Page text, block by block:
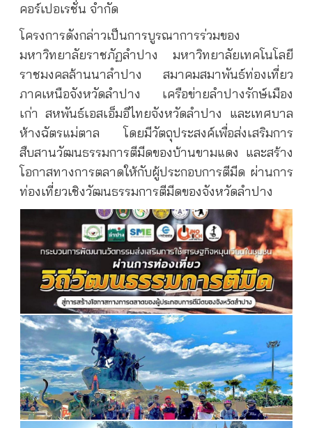
คอร์เปอเรชั่น จำกัด
โครงการดังกล่าวเป็นการบูรณาการร่วมของ
มหาวิทยาลัยราชภัฏลำปาง มหาวิทยาลัยเทคโนโลยี
ราชมงคลล้านนาลำปาง สมาคมสมาพันธ์ท่องเที่ยว
ภาคเหนือจังหวัดลำปาง เครือข่ายลำปางรักษ์เมือง
เก่า สหพันธ์เอสเอ็มอีไทยจังหวัดลำปาง และเทศบาล
ห้างฉัตรแม่ตาล โดยมีวัตถุประสงค์เพื่อส่งเสริมการ
สืบสานวัฒนธรรมการตีมีดของบ้านขามแดง และสร้าง
โอกาสทางการตลาดให้กับผู้ประกอบการตีมีด ผ่านการ
ท่องเที่ยวเชิงวัฒนธรรมการตีมีดของจังหวัดลำปาง